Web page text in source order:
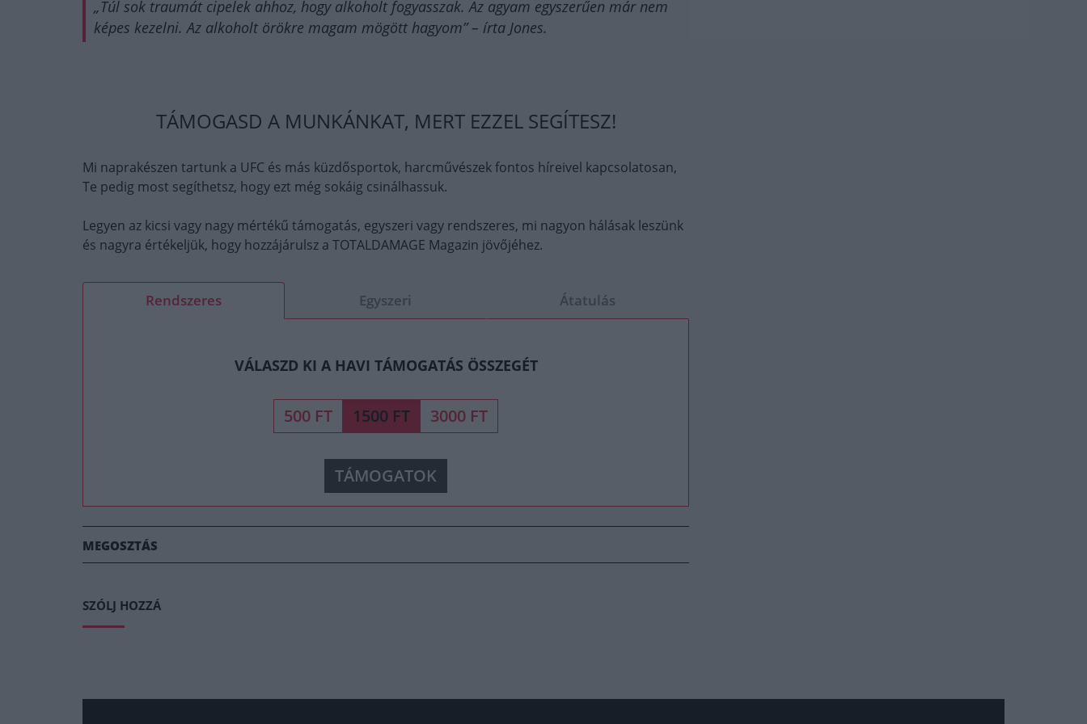
„Túl sok traumát cipelek ahhoz, hogy alkoholt fogyasszak. Az agyam egyszerűen már nem
képes kezelni. Az alkoholt örökre magam mögött hagyom” – írta Jones.
TÁMOGASD A MUNKÁNKAT, MERT EZZEL SEGÍTESZ!
Mi naprakészen tartunk a UFC és más küzdősportok, harcművészek fontos híreivel kapcsolatosan,
Te pedig most segíthetsz, hogy ezt még sokáig csinálhassuk.
Legyen az kicsi vagy nagy mértékű támogatás, egyszeri vagy rendszeres, mi nagyon hálásak leszünk
és nagyra értékeljük, hogy hozzájárulsz a TOTALDAMAGE Magazin jövőjéhez.
Rendszeres Egyszeri Átatulás
VÁLASZD KI A HAVI TÁMOGATÁS ÖSSZEGÉT
500 FT 1500 FT 3000 FT
TÁMOGATOK
MEGOSZTÁS
SZÓLJ HOZZÁ